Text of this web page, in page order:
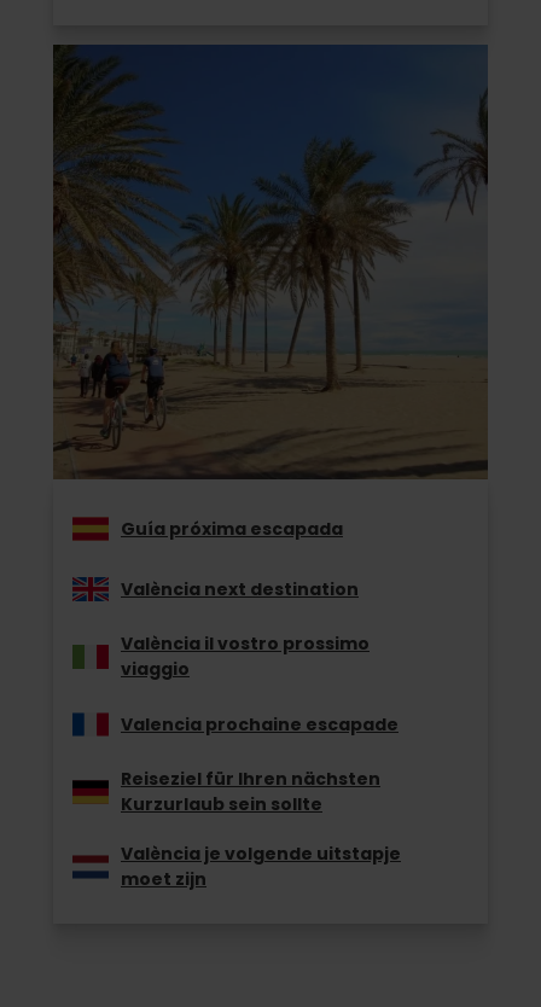
Guía próxima escapada
València next destination
València il vostro prossimo
viaggio
Valencia prochaine escapade
Reiseziel für Ihren nächsten
Kurzurlaub sein sollte
València je volgende uitstapje
moet zijn